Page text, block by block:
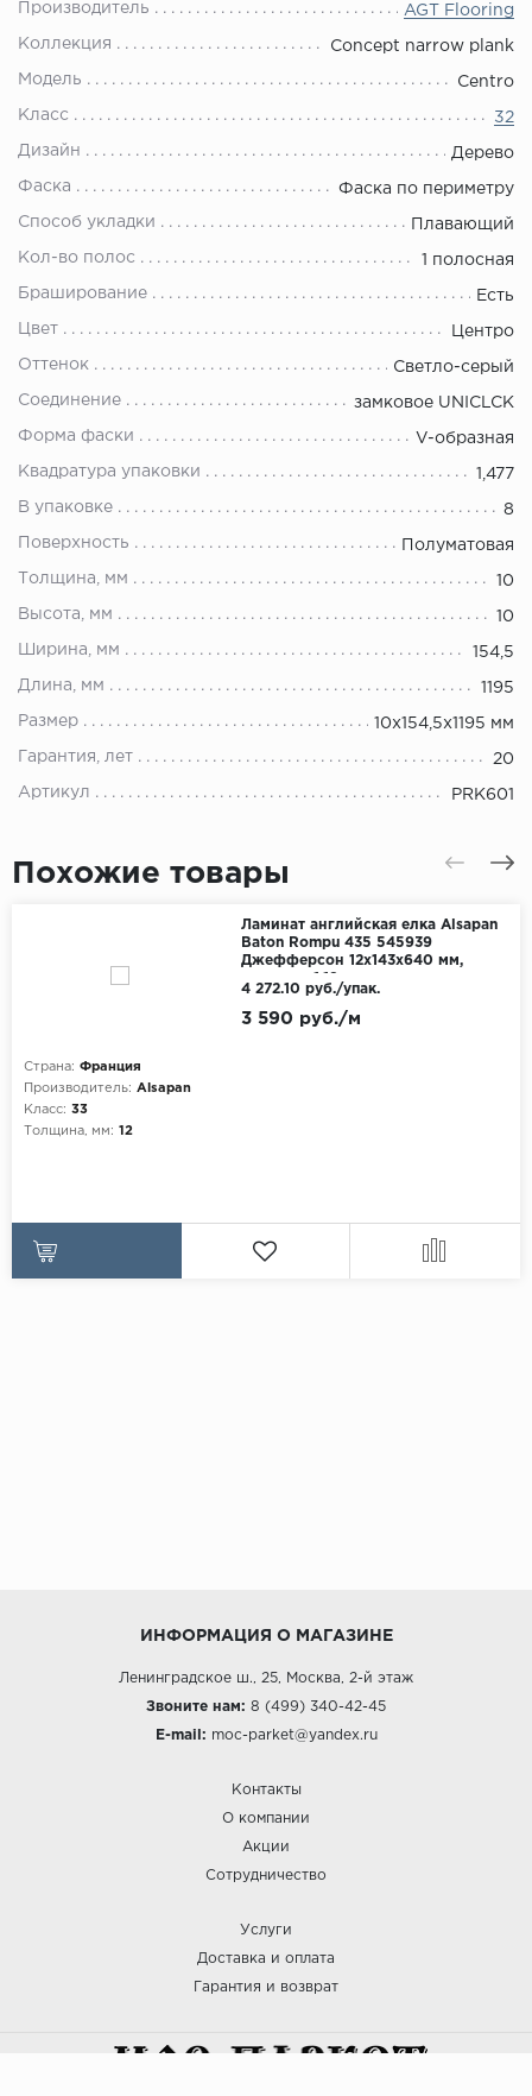
Производитель AGT Flooring
Коллекция Concept narrow plank
Модель Centro
Класс 32
Дизайн Дерево
Фаска Фаска по периметру
Способ укладки Плавающий
Кол-во полос 1 полосная
Браширование Есть
Цвет Центро
Оттенок Светло-серый
Соединение замковое UNICLCK
Форма фаски V-образная
Квадратура упаковки 1,477
В упаковке 8
Поверхность Полуматовая
Толщина, мм 10
Высота, мм 10
Ширина, мм 154,5
Длина, мм 1195
Размер 10x154,5x1195 мм
Гарантия, лет 20
Артикул PRK601
Похожие товары
Ламинат английская елка Alsapan
Baton Rompu 435 545939
Джефферсон 12x143x640 мм,
упаковка 1.19 м
Страна: Франция
Производитель: Alsapan
Класс: 33
Толщина, мм: 12
3 590 руб./м
4 272.10 руб./упак.
ИНФОРМАЦИЯ О МАГАЗИНЕ
Ленинградское ш., 25, Москва, 2-й этаж
Звоните нам: 8 (499) 340-42-45
E-mail: moc-parket@yandex.ru
Контакты
О компании
Акции
Сотрудничество
Услуги
Доставка и оплата
Гарантия и возврат